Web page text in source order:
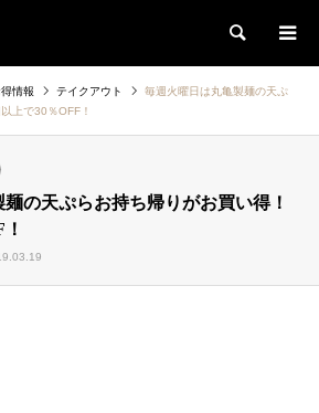
検索
得情報 テイクアウト
毎週火曜日は丸亀製麺の天ぷ
上で30％OFF！
の天ぷらお持ち帰りがお買い得！